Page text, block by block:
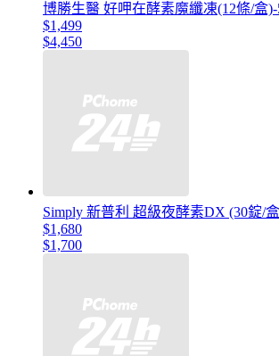
博勝生醫 好呷在酵素魔纖凍(12條/盒
$1,499
$4,450
Simply 新普利 超級夜酵素DX (30錠/
$1,680
$1,700